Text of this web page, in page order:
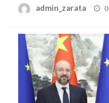
admin_zarata